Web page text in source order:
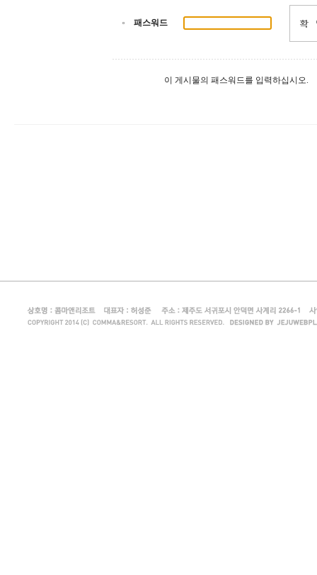
패스워드
이 게시물의 패스워드를 입력하십시오.